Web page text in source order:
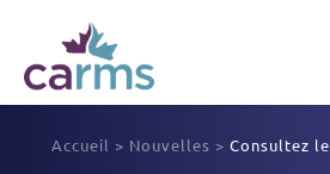
Accueil > Nouvelles > Consultez